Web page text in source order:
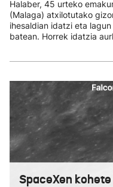
Halaber, 45 urteko
(Malaga) atxilotutako
ihesaldian idatzi eta
batean. Horrek idatzia
SpaceXen